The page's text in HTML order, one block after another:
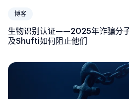
博客
生物识别认证——2025年诈骗分
及Shufti如何阻止他们